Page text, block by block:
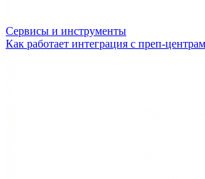
Сервисы и инструменты
Как работает интеграция с преп-